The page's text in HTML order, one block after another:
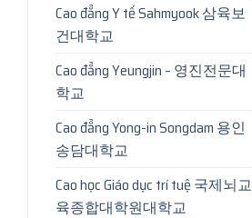
Cao đẳng Y tế Sahmyook 삼육보
건대학교
Cao đẳng Yeungjin – 영진전문대
학교
Cao đẳng Yong-in Songdam 용인
송담대학교
Cao học Giáo dục trí tuệ 국제뇌교
육종합대학원대학교